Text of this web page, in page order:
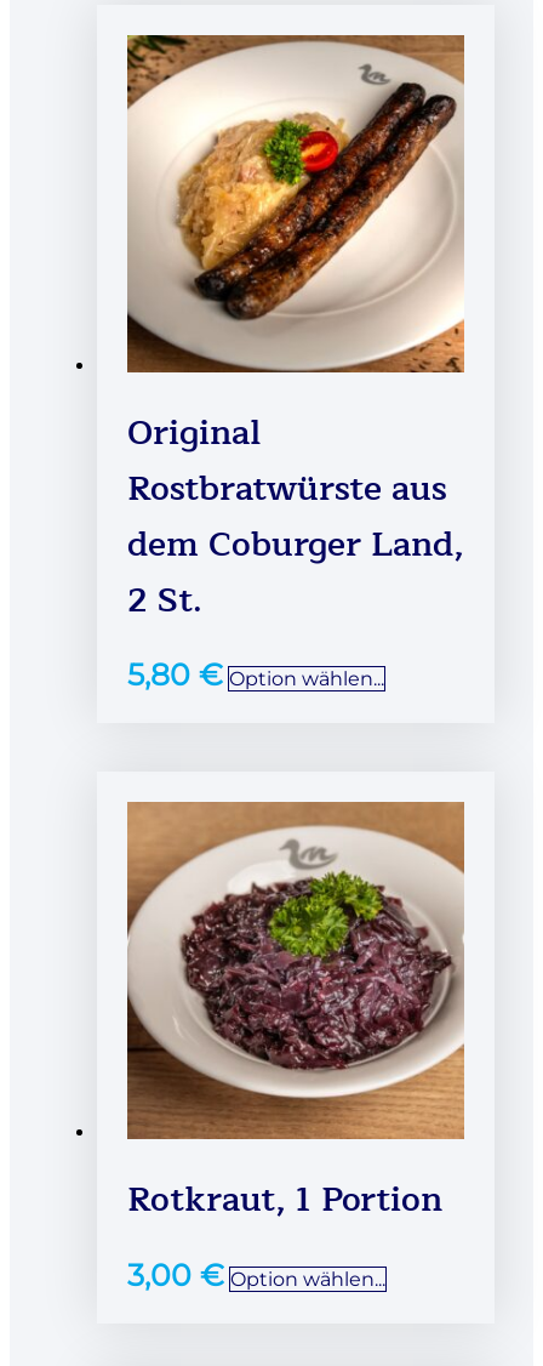
Original
Rostbratwürste aus
dem Coburger Land,
2 St.
5,80 € Option wählen...
Rotkraut, 1 Portion
3,00 € Option wählen...